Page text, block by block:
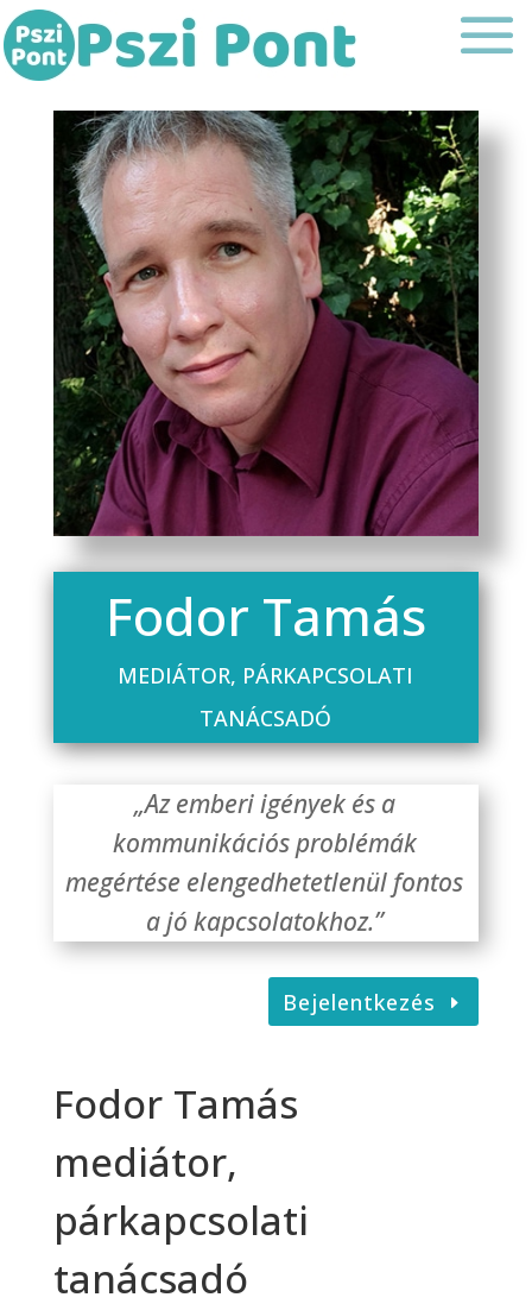
Fodor Tamás
MEDIÁTOR, PÁRKAPCSOLATI
TANÁCSADÓ
„Az emberi igények és a
kommunikációs problémák
megértése elengedhetetlenül fontos
a jó kapcsolatokhoz.”
Bejelentkezés
Fodor Tamás
mediátor,
párkapcsolati
tanácsadó